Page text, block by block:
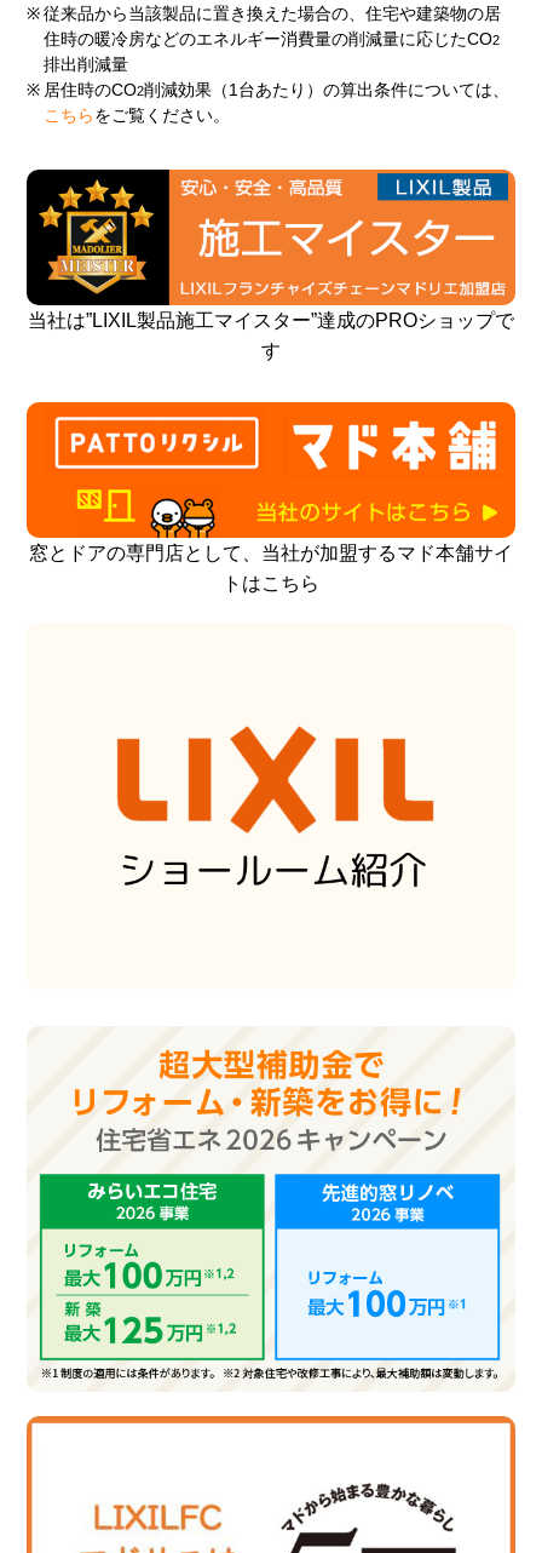
※ 従来品から当該製品に置き換えた場合の、住宅や建築物の居
住時の暖冷房などのエネルギー消費量の削減量に応じたCO2
排出削減量
※ 居住時のCO2削減効果（1台あたり）の算出条件については、
こちら をご覧ください。
当社は”LIXIL製品施工マイスター”達成のPROショップで
す
窓とドアの専門店として、当社が加盟するマド本舗サイ
トはこちら